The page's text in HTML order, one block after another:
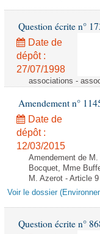
Question écrite n°
Date de
dépôt :
27/07/1998
associations -
Amendement n°
Date de
dépôt :
12/03/2015
Amendement de
Bocquet, Mme
M. Azerot - Article
Voir le dossier
Question écrite n°